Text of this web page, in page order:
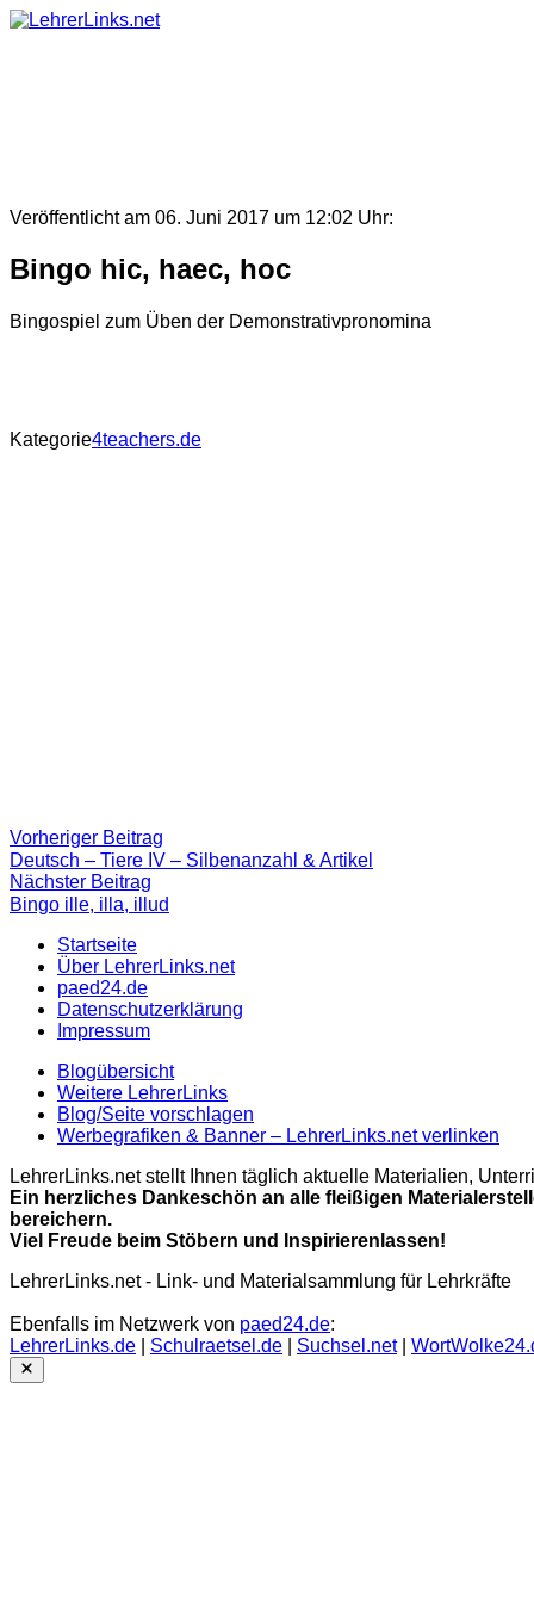
Skip
Veröffentlicht am 06. Juni 2017 um 12:02 Uhr:
Bingo hic, haec, hoc
Bingospiel zum Üben der Demonstrativpronomina
Kategorie4teachers.de
Beitragsnavigation
Vorheriger Beitrag
Beitrag:
Deutsch – Tiere IV – Silbenanzahl & Artikel
Nächster Beitrag
Beitrag
Bingo ille, illa, illud
Startseite
Über LehrerLinks.net
paed24.de
Datenschutzerklärung
Impressum
Blogübersicht
Weitere LehrerLinks
Blog/Seite vorschlagen
Werbegrafiken & Banner – LehrerLinks.net verlinken
LehrerLinks.net stellt Ihnen täglich aktuelle Materialien,
Ein herzliches Dankeschön an alle fleißigen
bereichern.
Viel Freude beim Stöbern und Inspirierenlassen!
LehrerLinks.net - Link- und Materialsammlung für Lehrkräfte
Ebenfalls im Netzwerk von paed24.de:
LehrerLinks.de
Schulraetsel.de Suchsel.net|
Close